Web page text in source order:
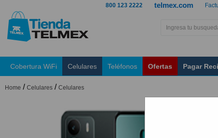
telmex.com
800 123 2222
Cobertura WiFi Celulares Teléfonos Ofertas Pagar
Home / Celulares / Celulares